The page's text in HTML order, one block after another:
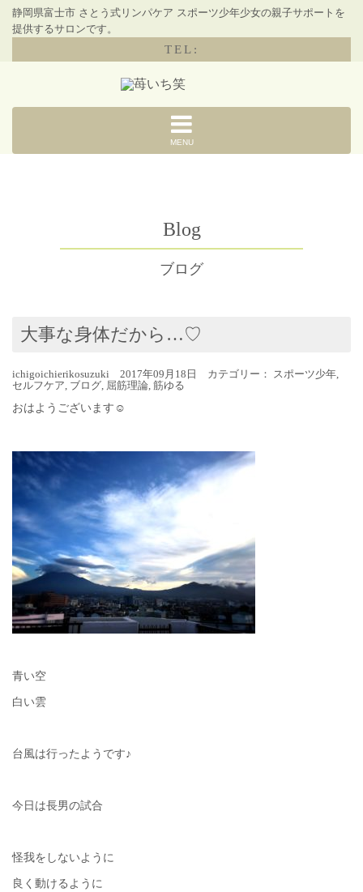
静岡県富士市 さとう式リンパケア スポーツ少年少女の親子サポートを
提供するサロンです。
TEL:
MENU
Blog
ブログ
大事な身体だから…♡
ichigoichierikosuzuki 2017年09月18日 カテゴリー： スポーツ少年,
セルフケア, ブログ, 屈筋理論, 筋ゆる
おはようございます☺︎
青い空
白い雲
台風は行ったようです♪
今日は長男の試合
怪我をしないように
良く動けるように